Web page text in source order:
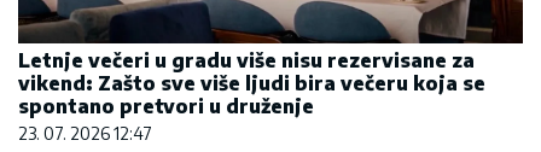
Letnje večeri u gradu više nisu rezervisane za
vikend: Zašto sve više ljudi bira večeru koja se
spontano pretvori u druženje
23. 07. 2026 12:47